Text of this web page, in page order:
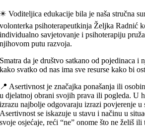
✴️ Voditeljica edukacije bila je naša stručna
volonterka psihoterapeutkinja Željka Radnić
individualno savjetovanje i psihoterapiju
njihovom putu razvoja.
Smatra da je društvo satkano od pojedinaca i
kako svatko od nas ima sve resurse kako bi
📍 Asertivnost je značajka ponašanja ili
u djelatnoj obrani svojih prava ili pogleda. U
izrazu najbolje odgovaraju izrazi povjerenje u
Asertivnost se iskazuje u stavu i načinu u
svoje osjećaje, reći “ne” onome što ne želiš